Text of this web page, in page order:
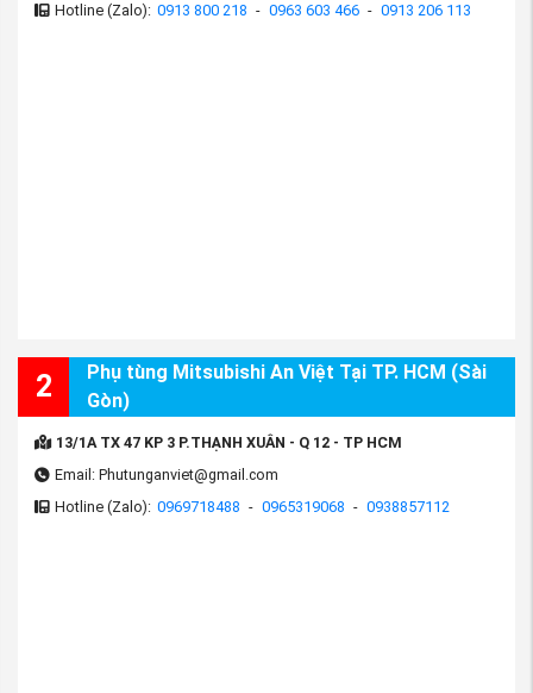
Hotline (Zalo): 0913 800 218 - 0963 603 466 - 0913 206 113
2
Phụ tùng Mitsubishi An Việt Tại TP. HCM (Sài
Gòn)
13/1A TX 47 KP 3 P.THẠNH XUÂN - Q 12 - TP HCM
Email: Phutunganviet@gmail.com
Hotline (Zalo): 0969718488 - 0965319068 - 0938857112